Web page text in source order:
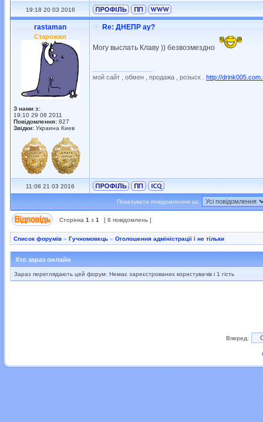
19:18 20 03 2016
rastaman
Старожил
З нами з:
19:10 29 08 2011
Повідомлення: 827
Звідки: Украина Киев
Re: ДНЕПР ау?
Могу выслать Клаву )) безвозмездно
мой сайт , обмен , продажа , розыск .
http://
11:08 21 03 2016
Показувати повідомлення за:
Сторінка 1 з 1 [ 8 повідомлень ]
Список форумів » Гучномовець » Оголошення адміністрації і не тільки
Хто зараз онлайн
Зараз переглядають цей форум: Немає зареєстрованих користувачів і 1 гість
Вперед: